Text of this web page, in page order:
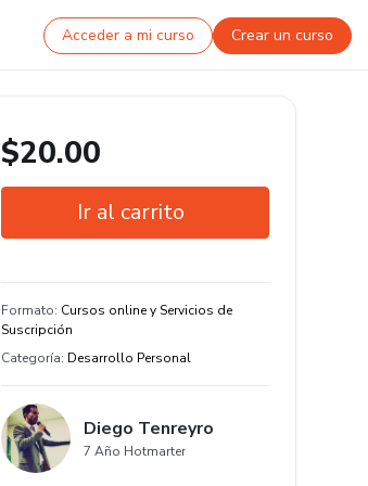
Acceder a mi curso Crear un curso
$20.00
Ir al carrito
Estudia a tu manera y en cualquier
dispositivo
Formato: Cursos online y Servicios de
Suscripción
Categoría: Desarrollo Personal
Diego Tenreyro
7 Año Hotmarter